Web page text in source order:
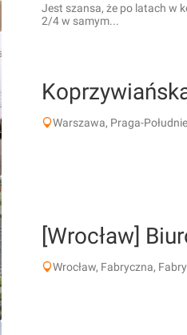
Jest szansa, że po latach w
2/4 w samym...
Warszawa, Praga-
[Wrocław]
Wrocław, Fabryczna,